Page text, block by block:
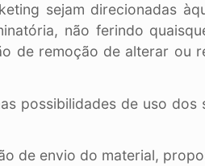
sejam direcionadas
não ferindo
de remoção de alterar ou
possibilidades de uso
de envio do material,